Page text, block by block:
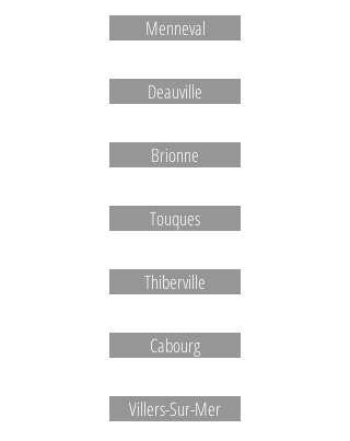
Menneval
Deauville
Brionne
Touques
Thiberville
Cabourg
Villers-Sur-Mer